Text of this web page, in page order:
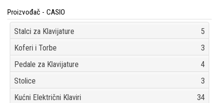
Proizvođač - CASIO
Stalci za Klavijature
5
Koferi i Torbe
3
Pedale za Klavijature
4
Stolice
3
Kućni Električni Klaviri
34